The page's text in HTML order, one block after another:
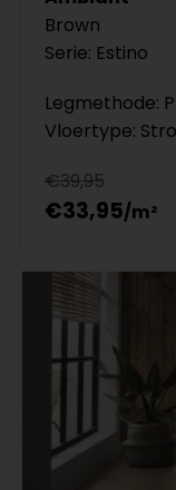
Brown
Serie: Estino
Legmethode:
Vloertype:
€39,95
€33,95